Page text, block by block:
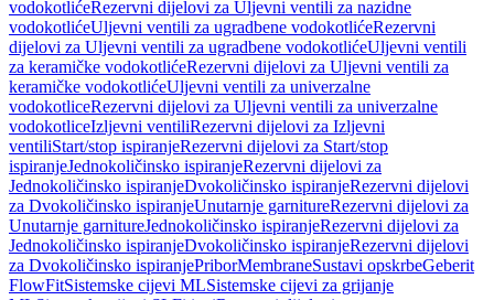
vodokotlićeRezervni dijelovi za Uljevni ventili za nazidne
vodokotlićeUljevni ventili za ugradbene vodokotlićeRezervni
dijelovi za Uljevni ventili za ugradbene vodokotlićeUljevni ventili
za keramičke vodokotlićeRezervni dijelovi za Uljevni ventili za
keramičke vodokotlićeUljevni ventili za univerzalne
vodokotliceRezervni dijelovi za Uljevni ventili za univerzalne
vodokotliceIzljevni ventiliRezervni dijelovi za Izljevni
ventiliStart/stop ispiranjeRezervni dijelovi za Start/stop
ispiranjeJednokoličinsko ispiranjeRezervni dijelovi za
Jednokoličinsko ispiranjeDvokoličinsko ispiranjeRezervni dijelovi
za Dvokoličinsko ispiranjeUnutarnje garnitureRezervni dijelovi za
Unutarnje garnitureJednokoličinsko ispiranjeRezervni dijelovi za
Jednokoličinsko ispiranjeDvokoličinsko ispiranjeRezervni dijelovi
za Dvokoličinsko ispiranjePriborMembraneSustavi opskrbeGeberit
FlowFitSistemske cijevi MLSistemske cijevi za grijanje